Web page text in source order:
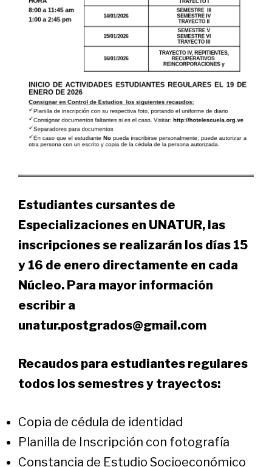
Estudiantes cursantes de
Especializaciones en UNATUR, las
inscripciones se realizarán los días 15
y 16 de enero directamente en cada
Núcleo. Para mayor información
escribir a
unatur.postgrados@gmail.com
Recaudos para estudiantes regulares
todos los semestres y trayectos:
Copia de cédula de identidad
Planilla de Inscripción con fotografía
Constancia de Estudio Socioeconómico